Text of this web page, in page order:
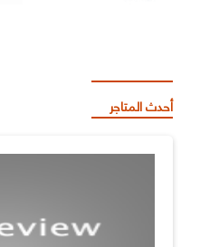
أحدث المتاجر